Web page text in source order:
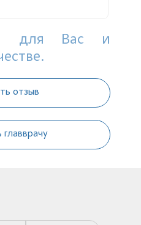
для Вас и
отзыв
главврачу